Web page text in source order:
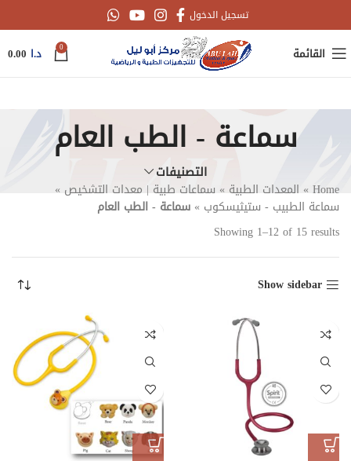
تسجيل الدخول
القائمة 0 د.ا 0.00
سماعة - الطب العام
التصنيفات
Home
»المعدات الطبية»سماعات طبية | معدات التشخيص»
سماعة الطبيب - ستيثيسكوب » سماعة - الطب العام
Showing 1–12 of 15 results
Show sidebar